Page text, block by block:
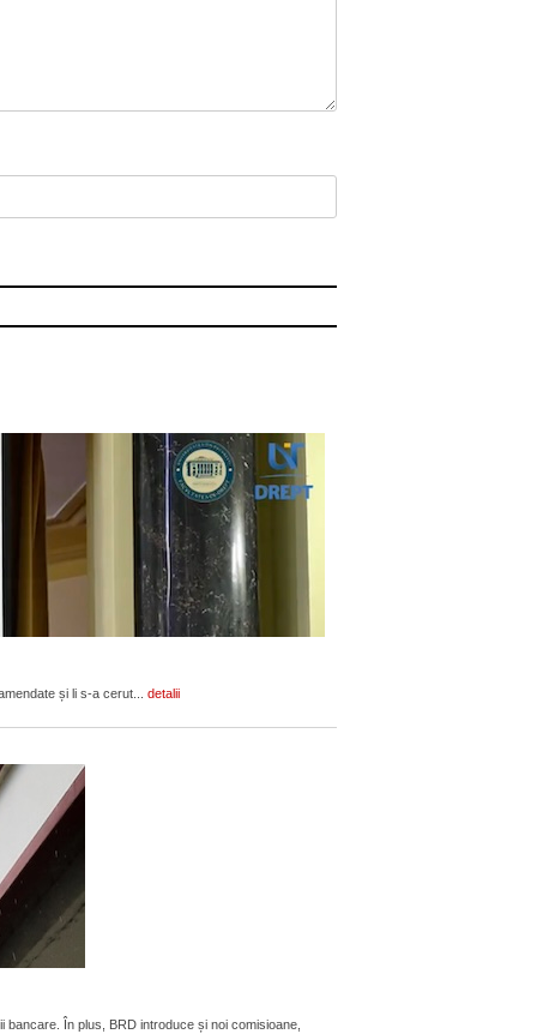
și li s-a cerut... detalii
În plus, BRD introduce și noi comisioane,